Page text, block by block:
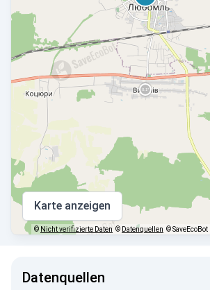
Karte anzeigen
© Nicht verifizierte Daten © Datenquellen © SaveEcoBot
Datenquellen